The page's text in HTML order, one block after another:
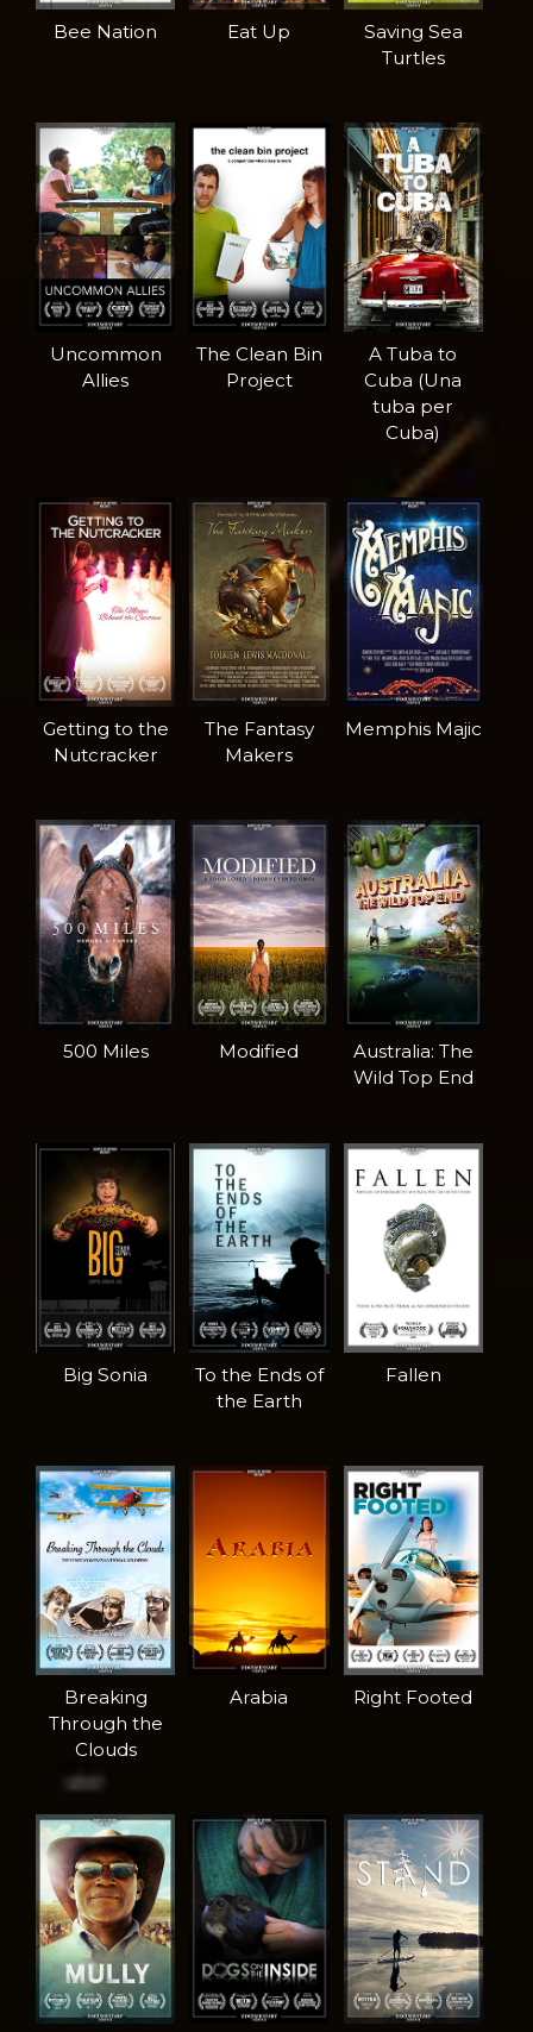
Bee Nation Eat Up
Saving Sea
Turtles
Uncommon
Allies
The Clean Bin
Project
A Tuba to
Cuba (Una
tuba per
Cuba)
Getting to the
Nutcracker
The Fantasy
Makers
Memphis Majic
500 Miles Modified
Australia: The
Wild Top End
Big Sonia
To the Ends of
the Earth
Fallen
Breaking
Through the
Clouds
Arabia Right Footed